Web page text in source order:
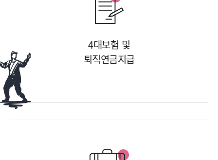
4대보험 및
퇴직연금지급